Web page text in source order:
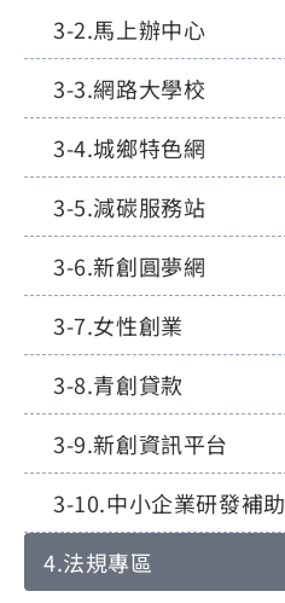
馬上辦中心
網路大學校
城鄉特色網
減碳服務站
新創圓夢網
女性創業
青創貸款
新創資訊平台
中小企業研發補助
法規專區